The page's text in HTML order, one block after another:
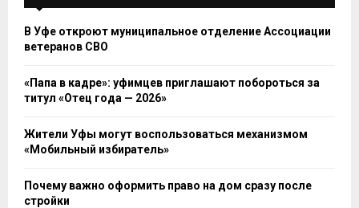
В Уфе откроют муниципальное отделение Ассоциации
ветеранов СВО
«Папа в кадре»: уфимцев приглашают побороться за
титул «Отец года — 2026»
Жители Уфы могут воспользоваться механизмом
«Мобильный избиратель»
Почему важно оформить право на дом сразу после
стройки